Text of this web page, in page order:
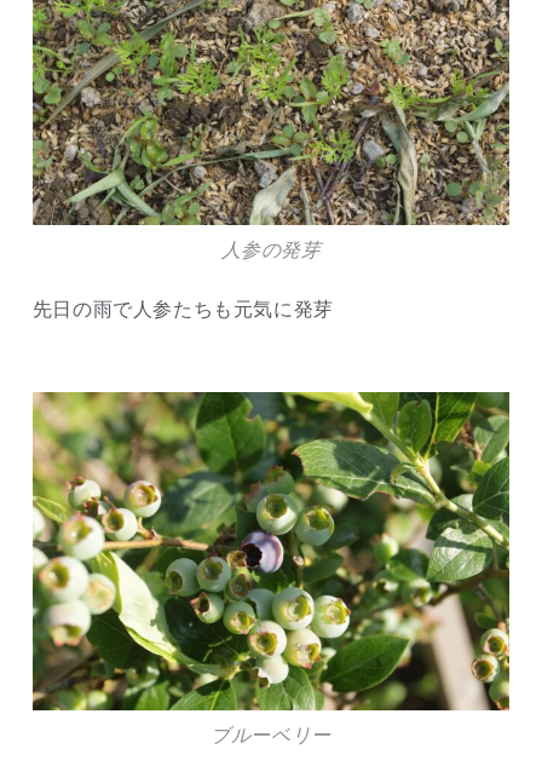
人参の発芽
先日の雨で人参たちも元気に発芽
ブルーベリー